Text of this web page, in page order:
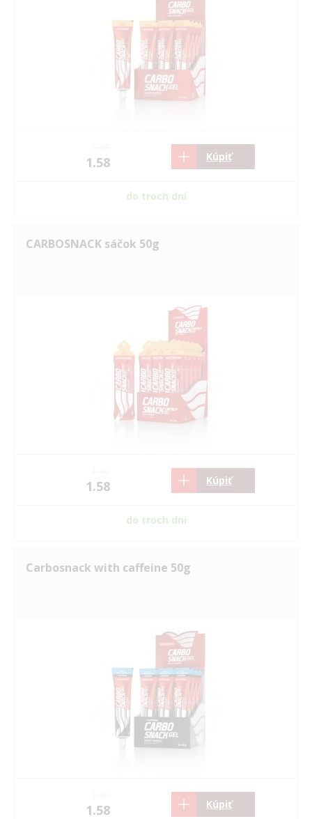
1.58 Kúpiť
do troch dní
CARBOSNACK sáčok 50g
1.58 Kúpiť
do troch dní
Carbosnack with caffeine 50g
1.58 Kúpiť